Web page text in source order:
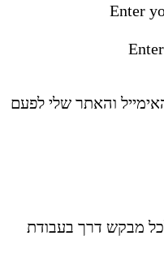
Enter
והאתר שלי לפעם
מבקש דרך בעבודת